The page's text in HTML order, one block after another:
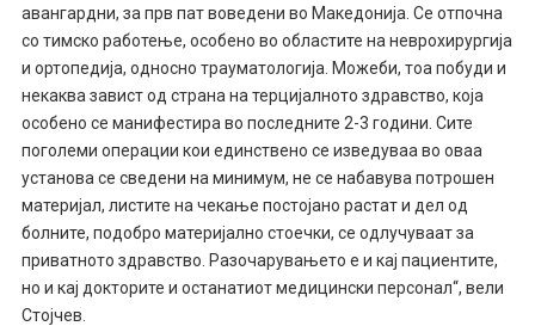
авангардни, за прв пат воведени во Македонија. Се отпочна
со тимско работење, особено во областите на неврохирургија
и ортопедија, односно трауматологија. Можеби, тоа побуди и
некаква завист од страна на терцијалното здравство, која
особено се манифестира во последните 2-3 години. Сите
поголеми операции кои единствено се изведуваа во оваа
установа се сведени на минимум, не се набавува потрошен
материјал, листите на чекање постојано растат и дел од
болните, подобро материјално стоечки, се одлучуваат за
приватното здравство. Разочарувањето е и кај пациентите,
но и кај докторите и останатиот медицински персонал“, вели
Стојчев.